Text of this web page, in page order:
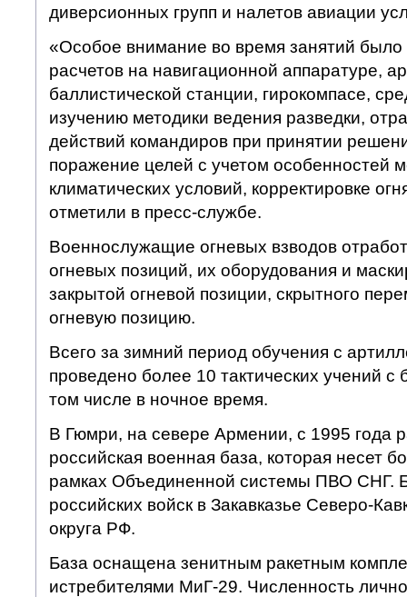
диверсионных групп и налетов авиации
«Особое внимание во время занятий было
расчетов на навигационной аппаратуре,
баллистической станции, гирокомпасе,
изучению методики ведения разведки,
действий командиров при принятии
поражение целей с учетом особенностей
климатических условий, корректировке
отметили в пресс-службе.
Военнослужащие огневых взводов
огневых позиций, их оборудования и
закрытой огневой позиции, скрытного
огневую позицию.
Всего за зимний период обучения с
проведено более 10 тактических учений с
том числе в ночное время.
В Гюмри, на севере Армении, с 1995 года
российская военная база, которая несет
рамках Объединенной системы ПВО СНГ.
российских войск в Закавказье Северо-
округа РФ.
База оснащена зенитным ракетным
истребителями МиГ-29. Численность